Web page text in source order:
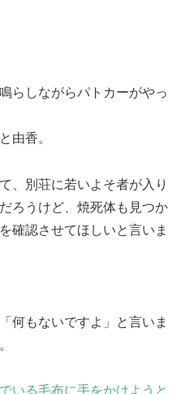
らしながらパトカーがやっ
由香。
、別荘に若いよそ者が入り
ろうけど、焼死体も見つか
確認させてほしいと言いま
何もないですよ」と言いま
いる毛布に手をかけようと